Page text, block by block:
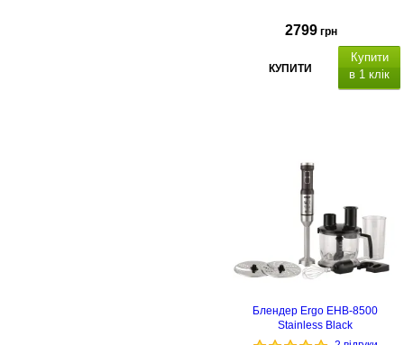
2799 грн
КУПИТИ
Купити
в 1 клік
місяці.
Блендер Ergo EHB-8500
Stainless Black